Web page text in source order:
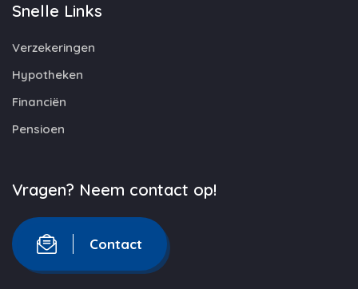
Snelle Links
Verzekeringen
Hypotheken
Financiën
Pensioen
Vragen? Neem contact op!
Contact